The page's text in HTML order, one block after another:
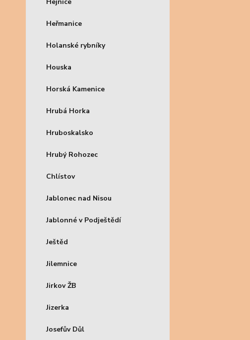
Heřmanice
Holanské rybníky
Houska
Horská Kamenice
Hrubá Horka
Hruboskalsko
Hrubý Rohozec
Chlístov
Jablonec nad Nisou
Jablonné v Podještědí
Ještěd
Jilemnice
Jirkov ŽB
Jizerka
Josefův Důl